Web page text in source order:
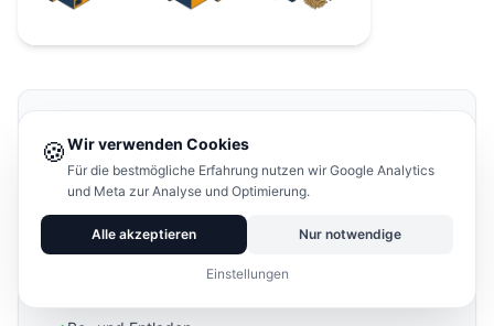
Nur Transport
ab 350 €
für 2-Zimmer-Wohnung
🍪Wir verwenden Cookies
Für die bestmögliche Erfahrung nutzen wir Google Analytics
und Meta zur Analyse und Optimierung.
Alle akzeptieren Nur notwendige
Einstellungen